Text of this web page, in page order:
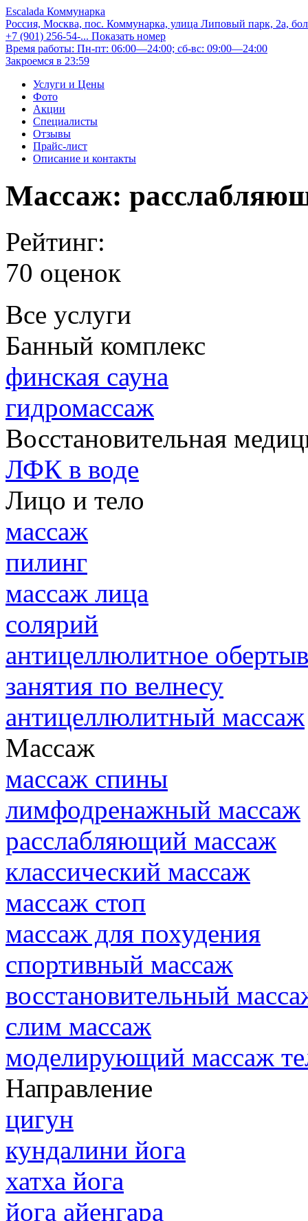
Escalada Коммунарка
Россия, Москва, пос. Коммунарка, улица Липовый парк, 2а,
+7 (901) 256-54-... Показать номер
Время работы: Пн-пт: 06:00—24:00; сб-вс: 09:00—24:00
Закроемся в 23:59
Услуги и Цены
Фото
Акции
Специалисты
Отзывы
Прайс-лист
Описание и контакты
Массаж:
Рейтинг:
70 оценок
Все услуги
Банный комплекс
финская сауна
гидромассаж
Восстановительная
ЛФК в воде
Лицо и тело
массаж
пилинг
массаж лица
солярий
антицеллюлитное
занятия по велнесу
антицеллюлитный массаж
Массаж
массаж спины
лимфодренажный массаж
расслабляющий массаж
классический массаж
массаж стоп
массаж для похудения
спортивный массаж
восстановительный
слим массаж
моделирующий массаж
Направление
цигун
кундалини йога
хатха йога
йога айенгара